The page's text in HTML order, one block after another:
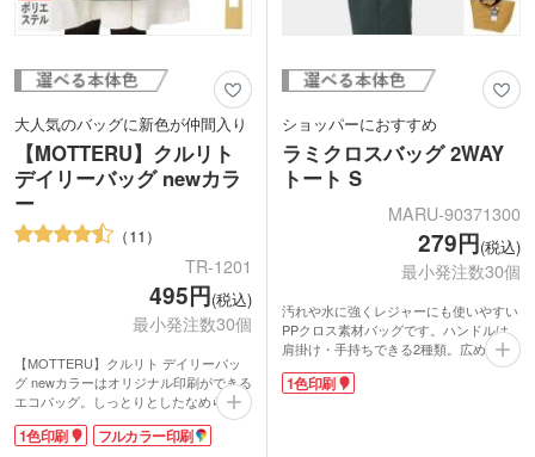
大人気のバッグに新色が仲間入り
【MOTTERU】クルリト
デイリーバッグ newカラ
ー
11
TR-1201
495円(税込)
最小発注数30個
【MOTTERU】クルリト デイリーバッ
グ newカラーはオリジナル印刷ができる
エコバッグ。しっとりとしたなめらかな
触り心地で、シワが戻りやすくキレイな
まま使えます。クルリとたためば手のひ
1色印刷 フルカラー印刷
ショッパーにおすすめ
ラミクロスバッグ 2WAY
トート S
MARU-90371300
279円(税込)
最小発注数30個
汚れや水に強くレジャーにも使いやすい
PPクロス素材バッグです。ハンドルは
肩掛け・手持ちできる2種類。広めの底
マチでプラホック付き。中身が見えませ
ん。耐久性があり、重い荷物も楽々持ち
1色印刷